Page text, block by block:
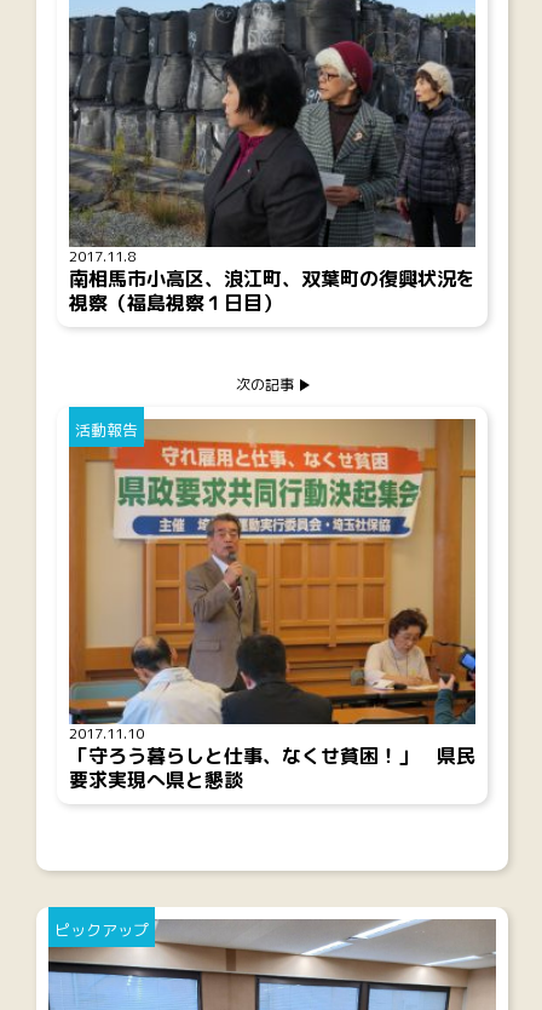
2017.11.8
南相馬市小高区、浪江町、双葉町の復興状況を
視察（福島視察１日目）
2017.11.10
活動報告
「守ろう暮らしと仕事、なくせ貧困！」 県民
要求実現へ県と懇談
次の記事
ピックアップ